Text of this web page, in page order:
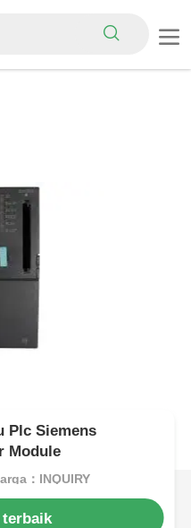
Plc Siemens
Module
：INQUIRY
terbaik